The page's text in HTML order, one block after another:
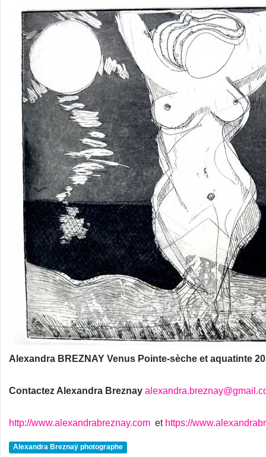
Alexandra BREZNAY Venus Pointe-sèche et aquatinte
Contactez Alexandra Breznay
http://www.alexandrabreznay.com et https://
Alexandra Breznaÿ photographe